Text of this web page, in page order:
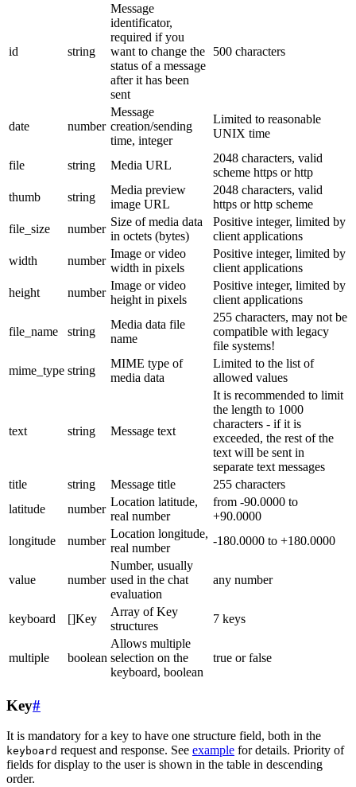
id string
Message
identificator,
required if you
want to change the
status of a message
after it has been
sent
500 characters
date number
Message
creation/sending
time, integer
Limited to reasonable
UNIX time
file string Media URL
2048 characters, valid
scheme https or http
thumb
string
Media preview
image URL
2048 characters, valid
https or http scheme
file_size
number
Size of media data
in octets (bytes)
Positive integer, limited by
client applications
width
number
Image or video
width in pixels
Positive integer, limited by
client applications
height
number
Image or video
height in pixels
Positive integer, limited by
client applications
file_name string
Media data file
name
255 characters, may not be
compatible with legacy
file systems!
mime_type string
MIME type of
media data
Limited to the list of
allowed values
text string Message text
It is recommended to limit
the length to 1000
characters - if it is
exceeded, the rest of the
text will be sent in
separate text messages
title
string Message title
255 characters
latitude
number
Location latitude,
real number
from -90.0000 to
+90.0000
longitude
number
Location longitude,
real number
-180.0000 to +180.0000
value number
Number, usually
used in the chat
evaluation
any number
keyboard []Key
Array of Key
structures
7 keys
multiple boolean
Allows multiple
selection on the
keyboard, boolean
true or false
Key#
It is mandatory for a key to have one structure field, both in the
keyboard request and response. See example for details. Priority of
fields for display to the user is shown in the table in descending
order.